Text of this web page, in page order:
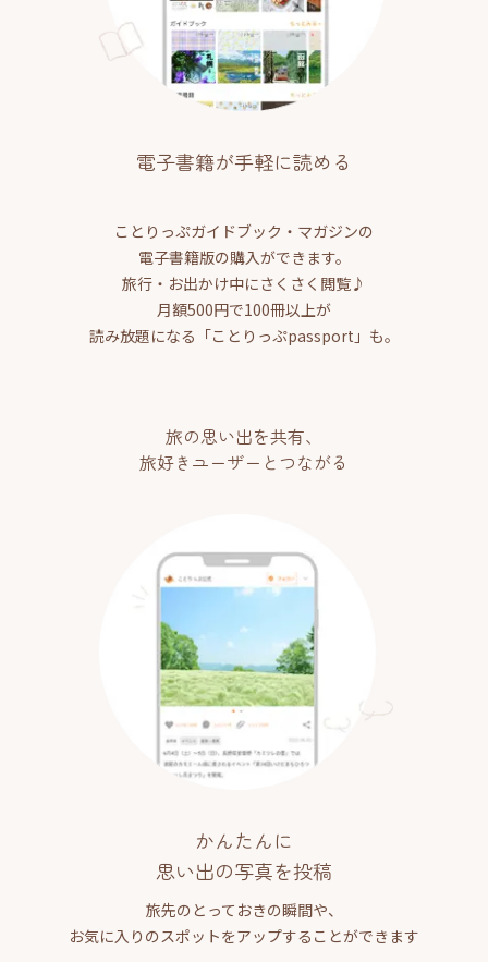
電子書籍が手軽に読める
ことりっぷガイドブック・マガジンの
電子書籍版の購入ができます。
旅行・お出かけ中にさくさく閲覧♪
月額500円で100冊以上が
読み放題になる「ことりっぷpassport」も。
旅の思い出を共有、
旅好きユーザーとつながる
かんたんに
思い出の写真を投稿
旅先のとっておきの瞬間や、
お気に入りのスポットをアップすることができます